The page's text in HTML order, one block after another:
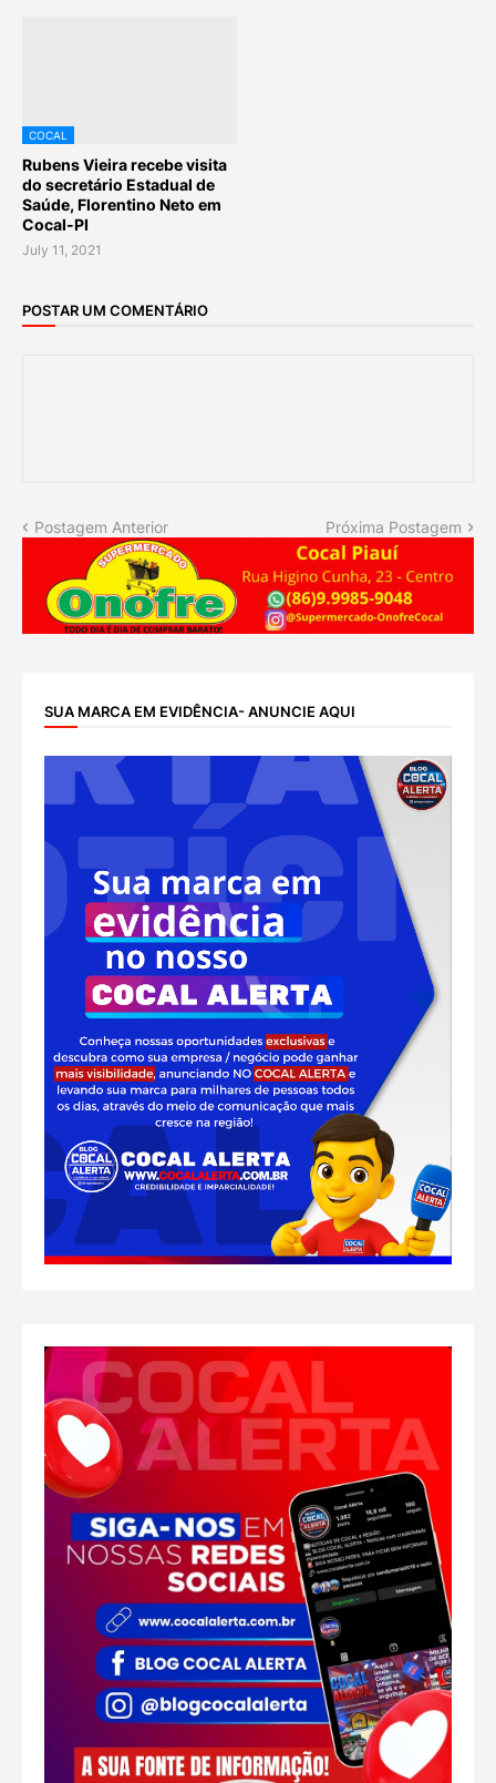
COCAL
Rubens Vieira recebe visita
do secretário Estadual de
Saúde, Florentino Neto em
Cocal-PI
July 11, 2021
POSTAR UM COMENTÁRIO
Postagem Anterior Próxima Postagem
SUA MARCA EM EVIDÊNCIA- ANUNCIE AQUI